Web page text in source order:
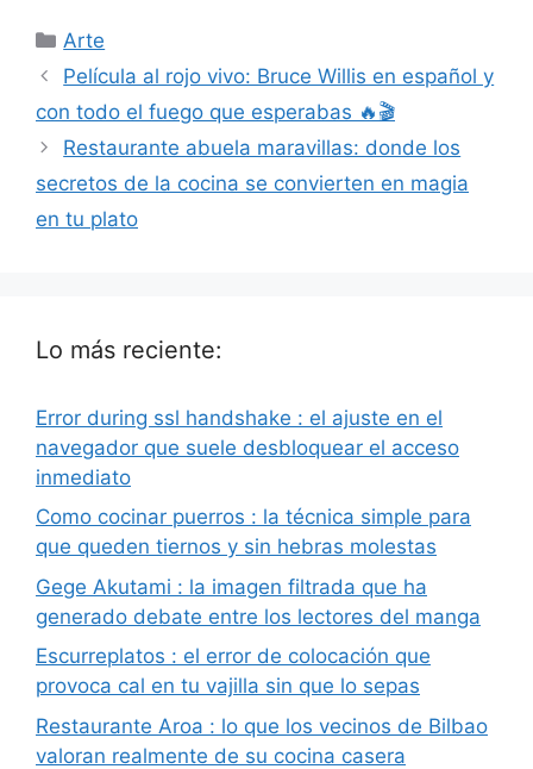
Categorías
Arte
Película al rojo vivo: Bruce Willis en español y
con todo el fuego que esperabas 🔥🎬
Restaurante abuela maravillas: donde los
secretos de la cocina se convierten en magia
en tu plato
Lo más reciente:
Error during ssl handshake : el ajuste en el
navegador que suele desbloquear el acceso
inmediato
Como cocinar puerros : la técnica simple para
que queden tiernos y sin hebras molestas
Gege Akutami : la imagen filtrada que ha
generado debate entre los lectores del manga
Escurreplatos : el error de colocación que
provoca cal en tu vajilla sin que lo sepas
Restaurante Aroa : lo que los vecinos de Bilbao
valoran realmente de su cocina casera